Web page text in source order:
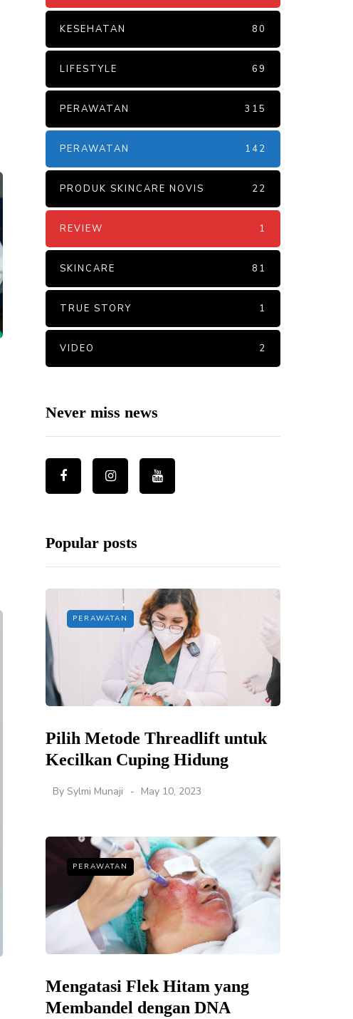
KESEHATAN 80
LIFESTYLE 69
PERAWATAN 315
PERAWATAN 142
PRODUK SKINCARE NOVIS 22
REVIEW 1
SKINCARE 81
TRUE STORY 1
VIDEO 2
Never miss news
Popular posts
PERAWATAN
Pilih Metode Threadlift untuk
Kecilkan Cuping Hidung
By Sylmi Munaji May 10, 2023
PERAWATAN
Mengatasi Flek Hitam yang
Membandel dengan DNA